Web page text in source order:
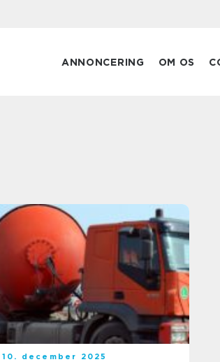
ANNONCERING OM OS
10. december 2025